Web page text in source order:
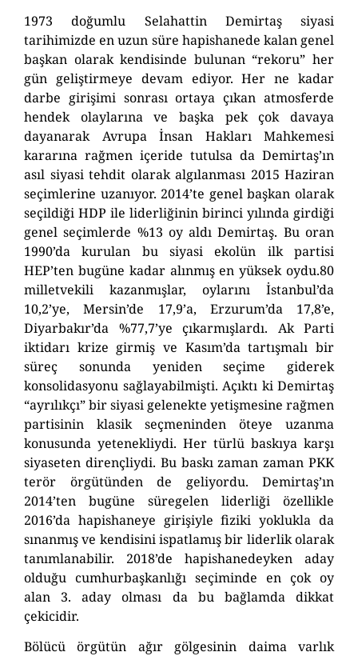
1973 doğumlu Selahattin Demirtaş siyasi
tarihimizde en uzun süre hapishanede kalan genel
başkan olarak kendisinde bulunan “rekoru” her
gün geliştirmeye devam ediyor. Her ne kadar
darbe girişimi sonrası ortaya çıkan atmosferde
hendek olaylarına ve başka pek çok davaya
dayanarak Avrupa İnsan Hakları Mahkemesi
kararına rağmen içeride tutulsa da Demirtaş’ın
asıl siyasi tehdit olarak algılanması 2015 Haziran
seçimlerine uzanıyor. 2014’te genel başkan olarak
seçildiği HDP ile liderliğinin birinci yılında girdiği
genel seçimlerde %13 oy aldı Demirtaş. Bu oran
1990’da kurulan bu siyasi ekolün ilk partisi
HEP’ten bugüne kadar alınmış en yüksek oydu.80
milletvekili kazanmışlar, oylarını İstanbul’da
10,2’ye, Mersin’de 17,9’a, Erzurum’da 17,8’e,
Diyarbakır’da %77,7’ye çıkarmışlardı. Ak Parti
iktidarı krize girmiş ve Kasım’da tartışmalı bir
süreç sonunda yeniden seçime giderek
konsolidasyonu sağlayabilmişti. Açıktı ki Demirtaş
“ayrılıkçı” bir siyasi gelenekte yetişmesine rağmen
partisinin klasik seçmeninden öteye uzanma
konusunda yetenekliydi. Her türlü baskıya karşı
siyaseten dirençliydi. Bu baskı zaman zaman PKK
terör örgütünden de geliyordu. Demirtaş’ın
2014’ten bugüne süregelen liderliği özellikle
2016’da hapishaneye girişiyle fiziki yoklukla da
sınanmış ve kendisini ispatlamış bir liderlik olarak
tanımlanabilir. 2018’de hapishanedeyken aday
olduğu cumhurbaşkanlığı seçiminde en çok oy
alan 3. aday olması da bu bağlamda dikkat
çekicidir.
Bölücü örgütün ağır gölgesinin daima varlık